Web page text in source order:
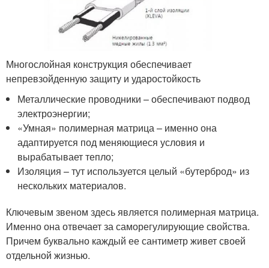
Многослойная конструкция обеспечивает
непревзойденную защиту и ударостойкость
Металлические проводники – обеспечивают подвод
электроэнергии;
«Умная» полимерная матрица – именно она
адаптируется под меняющиеся условия и
вырабатывает тепло;
Изоляция – тут используется целый «бутерброд» из
нескольких материалов.
Ключевым звеном здесь является полимерная матрица.
Именно она отвечает за саморегулирующие свойства.
Причем буквально каждый ее сантиметр живет своей
отдельной жизнью.